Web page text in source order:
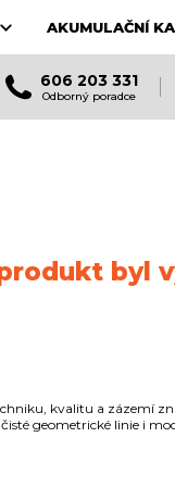
AKUMULAČNÍ
606 203 331
Odborný poradce
byl
kvalitu a zázemí
geometrické linie i